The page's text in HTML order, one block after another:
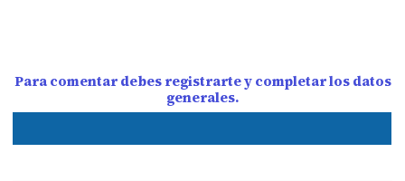
Para comentar debes registrarte y completar los datos
generales.